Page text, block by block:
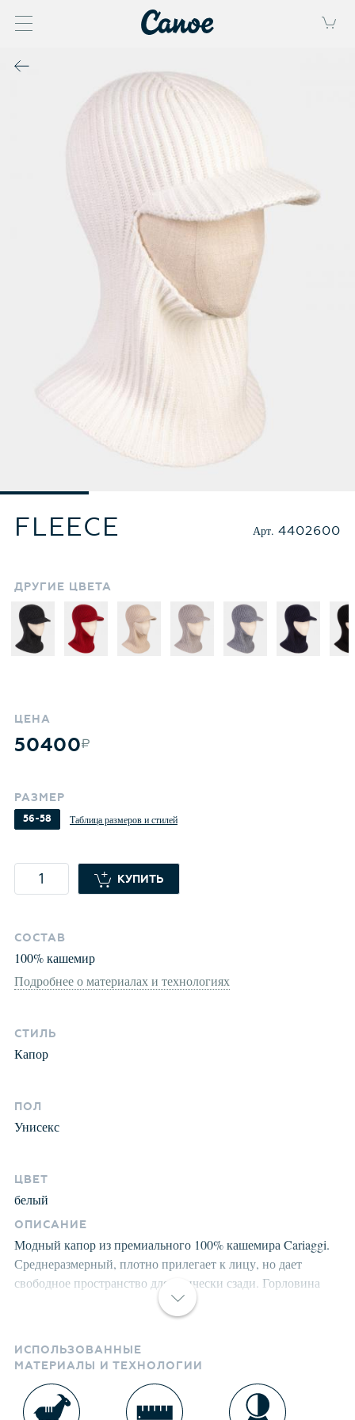
FLEECE Арт. 4402600
ДРУГИЕ ЦВЕТА
ЦЕНА
50400
РАЗМЕР
56-58 Таблица размеров и стилей
КУПИТЬ
СОСТАВ
100%кашемир
Подробнее о материалах и технологиях
СТИЛЬ
Капор
ПОЛ
Унисекс
ЦВЕТ
белый
ОПИСАНИЕ
Модный капор из премиального 100% кашемира Cariaggi.
Среднеразмерный, плотно прилегает к лицу, но дает
свободное пространство для прически сзади. Горловина
сделана из ластика и комфортно закрывает горло от ветра.
Рекомендуемый температурный режим от 0 и до -20
обработки приобретает лёгкость, мягкость,
продуваемой. Изделия долго сохраняют заданную форму.
Каждое изделие имеет специальную этикетку с
ИСПОЛЬЗОВАННЫЕ
МАТЕРИАЛЫ И ТЕХНОЛОГИИ